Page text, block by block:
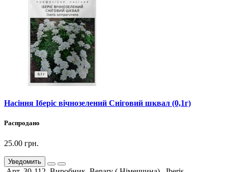
Насіння Іберіс вічнозелений Сніговий шквал (0,1г)
Распродано
25.00 грн.
Уведомить